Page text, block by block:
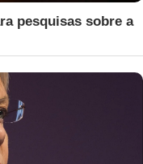
pesquisas sobre a